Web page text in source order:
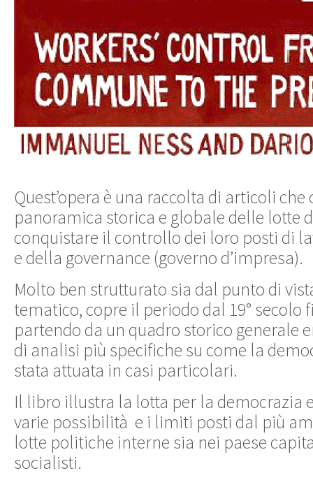
Quest’opera è una raccolta di articoli
panoramica storica e globale delle lotte
conquistare il controllo dei loro posti di
e della governance (governo d’impresa).
Molto ben strutturato sia dal punto di
tematico, copre il periodo dal 19° secolo
partendo da un quadro storico generale
di analisi più specifiche su come la
stata attuata in casi particolari.
Il libro illustra la lotta per la democrazia
varie possibilità e i limiti posti dal più
lotte politiche interne sia nei paese
socialisti.